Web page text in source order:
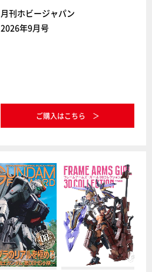
月刊ホビージャパン
2026年9月号
ご購入はこちら